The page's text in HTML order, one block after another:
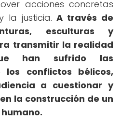
acciones concretas
la justicia.A través de
esculturas y
transmitir la realidad
han sufrido las
los conflictos bélicos,
a cuestionar y
la construcción de un